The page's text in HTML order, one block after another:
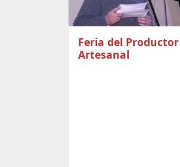
Feria del Productor
Artesanal